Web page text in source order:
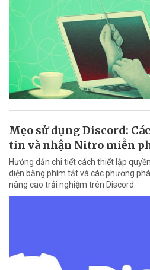
Mẹo sử dụng Discord:
tin và nhận Nitro miễn
Hướng dẫn chi tiết cách thiết lập
diện bằng phím tắt và các phương
nâng cao trải nghiệm trên Discord.